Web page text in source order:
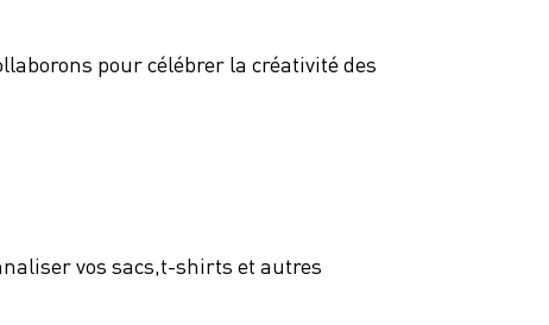
pour célébrer la créativité des
vos sacs,t-shirts et autres